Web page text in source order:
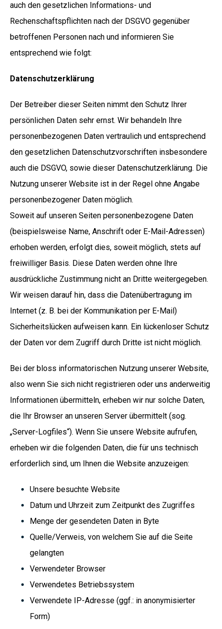
auch den gesetzlichen Informations- und
Rechenschaftspflichten nach der DSGVO gegenüber
betroffenen Personen nach und informieren Sie
entsprechend wie folgt:
Datenschutzerklärung
Der Betreiber dieser Seiten nimmt den Schutz Ihrer
persönlichen Daten sehr ernst. Wir behandeln Ihre
personenbezogenen Daten vertraulich und entsprechend
den gesetzlichen Datenschutzvorschriften insbesondere
auch die DSGVO, sowie dieser Datenschutzerklärung. Die
Nutzung unserer Website ist in der Regel ohne Angabe
personenbezogener Daten möglich.
Soweit auf unseren Seiten personenbezogene Daten
(beispielsweise Name, Anschrift oder E-Mail-Adressen)
erhoben werden, erfolgt dies, soweit möglich, stets auf
freiwilliger Basis. Diese Daten werden ohne Ihre
ausdrückliche Zustimmung nicht an Dritte weitergegeben.
Wir weisen darauf hin, dass die Datenübertragung im
Internet (z. B. bei der Kommunikation per E-Mail)
Sicherheitslücken aufweisen kann. Ein lückenloser Schutz
der Daten vor dem Zugriff durch Dritte ist nicht möglich.
Bei der bloss informatorischen Nutzung unserer Website,
also wenn Sie sich nicht registrieren oder uns anderweitig
Informationen übermitteln, erheben wir nur solche Daten,
die Ihr Browser an unseren Server übermittelt (sog.
„Server-Logfiles“). Wenn Sie unsere Website aufrufen,
erheben wir die folgenden Daten, die für uns technisch
erforderlich sind, um Ihnen die Website anzuzeigen:
Unsere besuchte Website
Datum und Uhrzeit zum Zeitpunkt des Zugriffes
Menge der gesendeten Daten in Byte
Quelle/Verweis, von welchem Sie auf die Seite
gelangten
Verwendeter Browser
Verwendetes Betriebssystem
Verwendete IP-Adresse (ggf.: in anonymisierter
Form)